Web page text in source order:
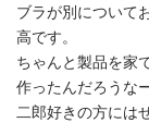
ブラが別について
高です。
ちゃんと製品を家
作ったんだろうな
二郎好きの方には